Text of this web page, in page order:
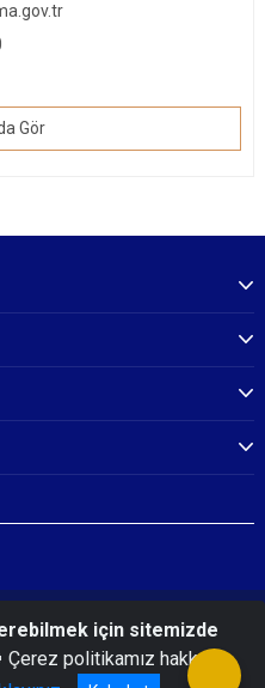
Gör
Komutanlığıiçin sitemizde
Çerez politikamız hakkında